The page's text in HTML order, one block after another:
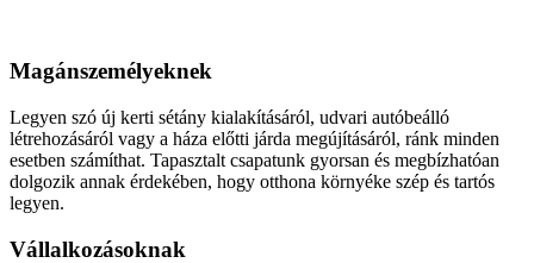
Magánszemélyeknek
Legyen szó új kerti sétány kialakításáról, udvari autóbeálló
létrehozásáról vagy a háza előtti járda megújításáról, ránk minden
esetben számíthat. Tapasztalt csapatunk gyorsan és megbízhatóan
dolgozik annak érdekében, hogy otthona környéke szép és tartós
legyen.
Vállalkozásoknak